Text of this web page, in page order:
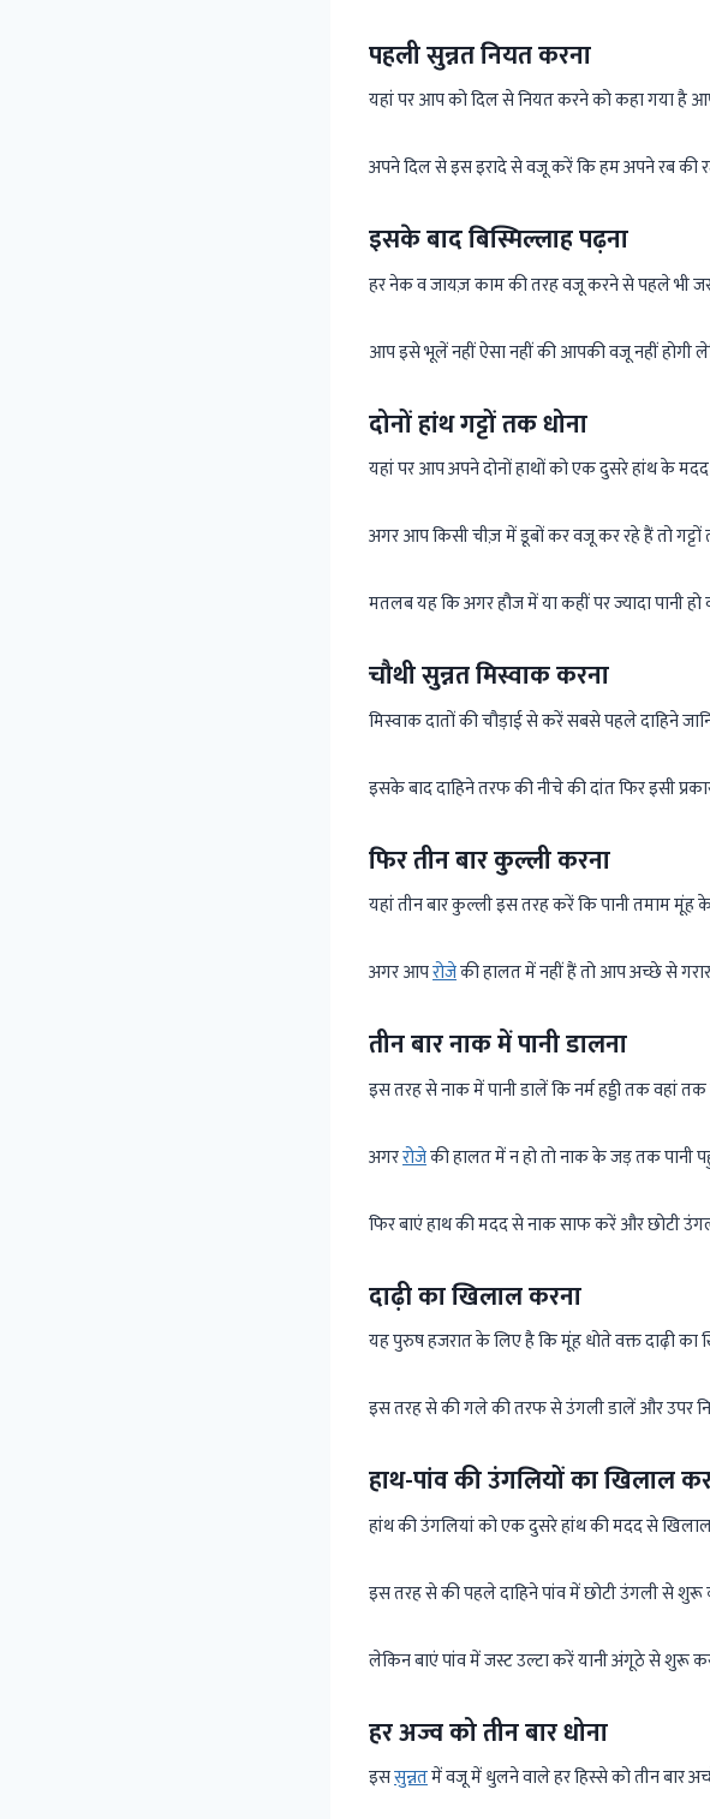
पहली सुन्नत नियत करना
यहां पर आप को दिल से नियत करने को कहा गया है
अपने दिल से इस इरादे से वजू करें कि हम अपने रब की
इसके बाद बिस्मिल्लाह पढ़ना
हर नेक व जायज़ काम की तरह वजू करने से पहले भी जरूर
आप इसे भूलें नहीं ऐसा नहीं की आपकी वजू नहीं होगी
दोनों हांथ गट्टों तक धोना
यहां पर आप अपने दोनों हाथों को एक दुसरे हांथ के
अगर आप किसी चीज़ में डूबों कर वजू कर रहे हैं तो
मतलब यह कि अगर हौज में या कहीं पर ज्यादा पानी
चौथी सुन्नत मिस्वाक करना
मिस्वाक दातों की चौड़ाई से करें सबसे पहले दाहिने
इसके बाद दाहिने तरफ की नीचे की दांत फिर इसी
फिर तीन बार कुल्ली करना
यहां तीन बार कुल्ली इस तरह करें कि पानी तमाम
अगर आपरोजेकी हालत में नहीं हैं तो आप अच्छे से
तीन बार नाक में पानी डालना
इस तरह से नाक में पानी डालें कि नर्म हड्डी तक वहां
अगररोजेकी हालत में न हो तो नाक के जड़ तक पानी
फिर बाएं हाथ की मदद से नाक साफ करें और छोटी
दाढ़ी का खिलाल करना
यह पुरुष हजरात के लिए है कि मूंह धोते वक्त दाढ़ी
इस तरह से की गले की तरफ से उंगली डालें और उपर
हाथ-पांव की उंगलियों का खिलाल
हांथ की उंगलियां को एक दुसरे हांथ की मदद से
इस तरह से की पहले दाहिने पांव में छोटी उंगली से
लेकिन बाएं पांव में जस्ट उल्टा करें यानी अंगूठे से शुरू
हर अज्व को तीन बार धोना
इससुन्नतमें वजू में धुलने वाले हर हिस्से को तीन बार